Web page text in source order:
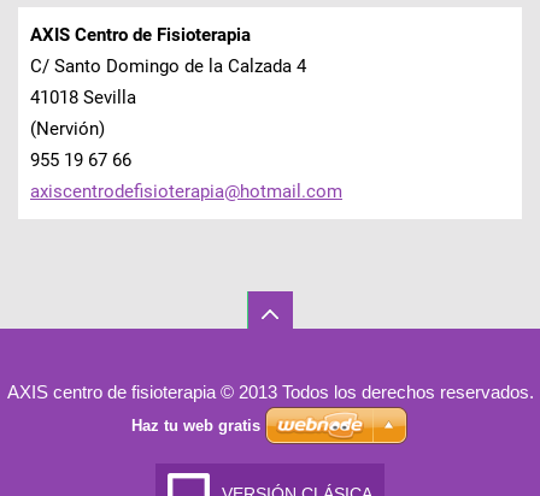
AXIS Centro de Fisioterapia
C/ Santo Domingo de la Calzada 4
41018 Sevilla
(Nervión)
955 19 67 66
axiscentrodefisioterapia@hotmail .com
AXIS centro de fisioterapia © 2013 Todos los derechos reservados.
Haz tu web gratis